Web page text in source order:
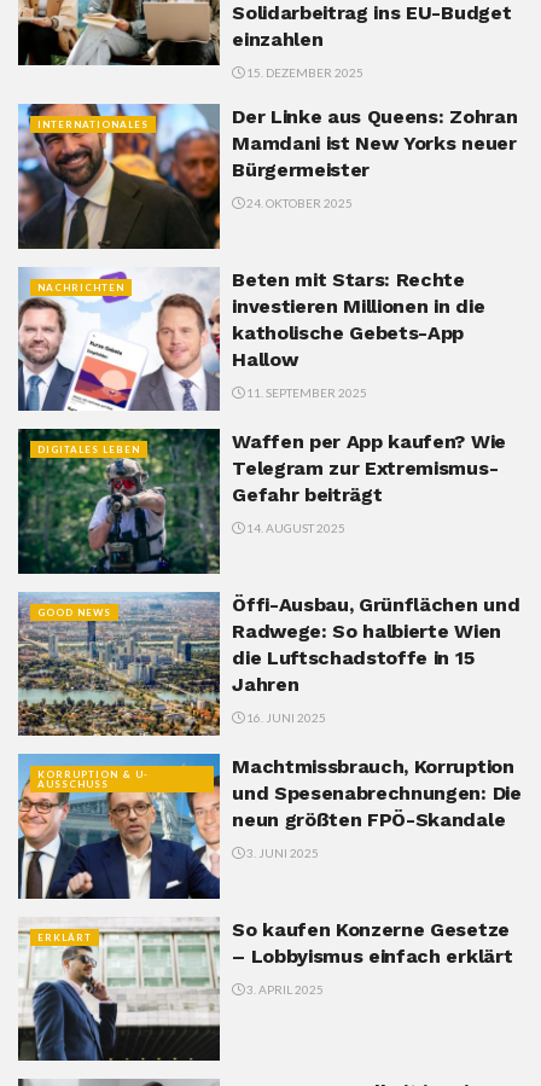
Solidarbeitrag ins EU-Budget
einzahlen
15. DEZEMBER 2025
INTERNATIONALES
Der Linke aus Queens: Zohran
Mamdani ist New Yorks neuer
Bürgermeister
24. OKTOBER 2025
NACHRICHTEN
Beten mit Stars: Rechte
investieren Millionen in die
katholische Gebets-App
Hallow
11. SEPTEMBER 2025
DIGITALES LEBEN
Waffen per App kaufen? Wie
Telegram zur Extremismus-
Gefahr beiträgt
14. AUGUST 2025
GOOD NEWS
Öffi-Ausbau, Grünflächen und
Radwege: So halbierte Wien
die Luftschadstoffe in 15
Jahren
16. JUNI 2025
KORRUPTION & U-
AUSSCHUSS
Machtmissbrauch, Korruption
und Spesenabrechnungen: Die
neun größten FPÖ-Skandale
3. JUNI 2025
ERKLÄRT
So kaufen Konzerne Gesetze
– Lobbyismus einfach erklärt
3. APRIL 2025